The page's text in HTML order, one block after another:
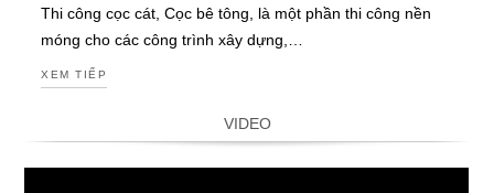
Thi công cọc cát, Cọc bê tông, là một phần thi công nền
móng cho các công trình xây dựng,…
XEM TIẾP
VIDEO